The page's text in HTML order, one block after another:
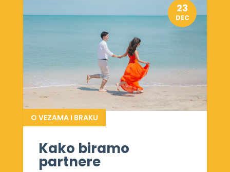
Kako biramo
partnere
O VEZAMA I BRAKU
23
DEC